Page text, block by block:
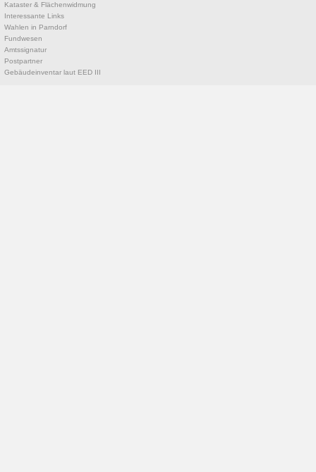
Kataster & Flächenwidmung
Interessante Links
Wahlen in Parndorf
Fundwesen
Amtssignatur
Postpartner
Gebäudeinventar laut EED III